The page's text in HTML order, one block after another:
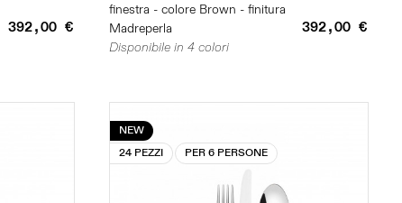
392,00 €
finestra - colore Brown - finitura
Madreperla
392,00 €
Disponibile in 4 colori
NEW
24 PEZZI
PER 6 PERSONE